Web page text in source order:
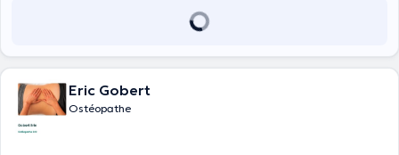
Eric Gobert
Ostéopathe